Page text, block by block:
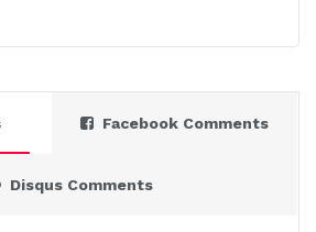
Facebook Comments
Disqus Comments